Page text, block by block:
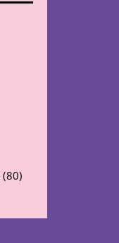
(80)